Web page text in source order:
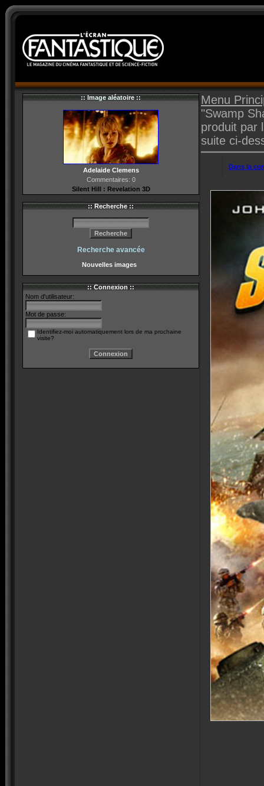
:: Image aléatoire ::
Adelaide Clemens
Commentaires: 0
Silent Hill : Revelation 3D
:: Recherche ::
Recherche avancée
Nouvelles images
:: Connexion ::
Nom d'utilisateur:
Mot de passe:
Identifiez-moi automatiquement lors de ma prochaine
visite?
Menu
"Swamp
produit par
suite ci-
Dans la